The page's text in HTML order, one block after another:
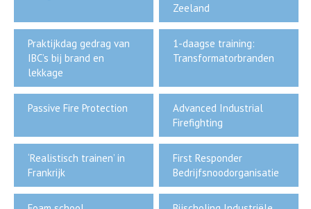
Zeeland
Praktijkdag gedrag van
IBC’s bij brand en
lekkage
1-daagse training:
Transformatorbranden
Passive Fire Protection
Advanced Industrial
Firefighting
‘Realistisch trainen’ in
Frankrijk
First Responder
Bedrijfsnoodorganisatie